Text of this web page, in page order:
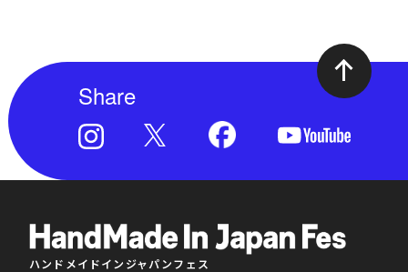
Share
ハンドメイドインジャパンフェス